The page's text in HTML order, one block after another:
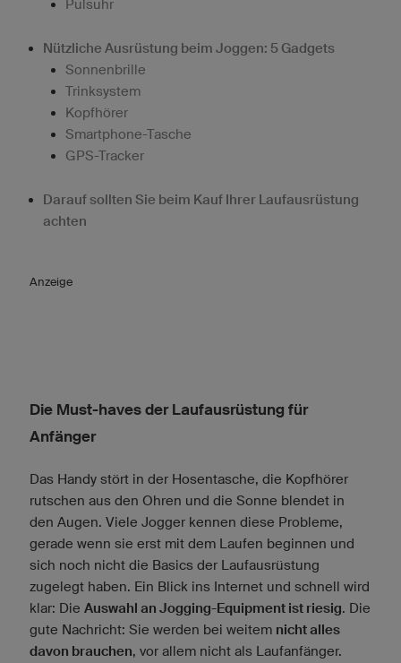
Pulsuhr
Nützliche Ausrüstung beim Joggen: 5 Gadgets
Sonnenbrille
Trinksystem
Kopfhörer
Smartphone-Tasche
GPS-Tracker
Darauf sollten Sie beim Kauf Ihrer Laufausrüstung
achten
Anzeige
Die Must-haves der Laufausrüstung für
Anfänger
Das Handy stört in der Hosentasche, die Kopfhörer
rutschen aus den Ohren und die Sonne blendet in
den Augen. Viele Jogger kennen diese Probleme,
gerade wenn sie erst mit dem Laufen beginnen und
sich noch nicht die Basics der Laufausrüstung
zugelegt haben. Ein Blick ins Internet und schnell wird
klar: Die Auswahl an Jogging-Equipment ist riesig. Die
gute Nachricht: Sie werden bei weitem nicht alles
davon brauchen, vor allem nicht als Laufanfänger.